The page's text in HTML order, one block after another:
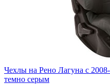
Чехлы на Рено Лагуна с
темно серым